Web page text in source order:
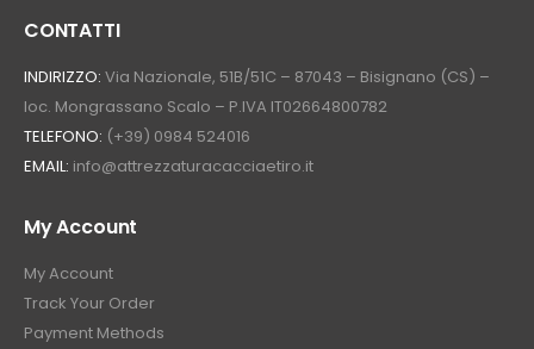
CONTATTI
INDIRIZZO: Via Nazionale, 51B/51C – 87043 – Bisignano (CS) –
loc. Mongrassano Scalo – P.IVA IT02664800782
TELEFONO: (+39) 0984 524016
EMAIL: info@attrezzaturacacciaetiro.it
My Account
My Account
Track Your Order
Payment Methods